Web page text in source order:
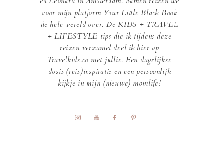
voor mijn platform Your Little Black Book
de hele wereld over. De KIDS + TRAVEL
+ LIFESTYLE tips die ik tijdens deze
reizen verzamel deel ik hier op
Travelkids.co met jullie. Een dagelijkse
dosis (reis)inspiratie en een persoonlijk
kijkje in mijn (nieuwe) momlife!